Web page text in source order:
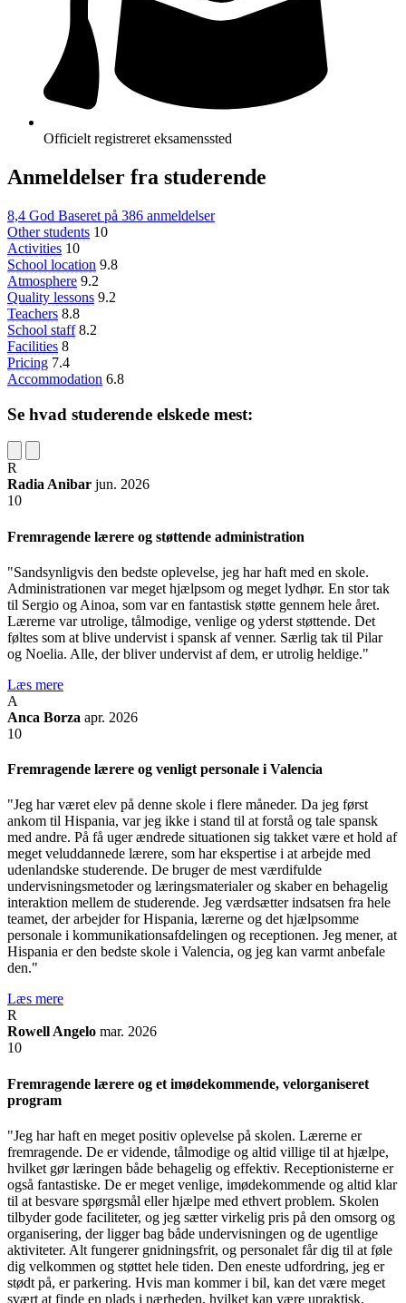
Officielt registreret eksamenssted
Anmeldelser fra studerende
8,4 God Baseret på 386 anmeldelser
Other students 10
Activities 10
School location 9.8
Atmosphere 9.2
Quality lessons 9.2
Teachers 8.8
School staff 8.2
Facilities 8
Pricing 7.4
Accommodation 6.8
Se hvad studerende elskede mest:
R
Radia Anibar jun. 2026
10
Fremragende lærere og støttende administration
"Sandsynligvis den bedste oplevelse, jeg har haft med en skole.
Administrationen var meget hjælpsom og meget lydhør. En stor tak
til Sergio og Ainoa, som var en fantastisk støtte gennem hele året.
Lærerne var utrolige, tålmodige, venlige og yderst støttende. Det
føltes som at blive undervist i spansk af venner. Særlig tak til Pilar
og Noelia. Alle, der bliver undervist af dem, er utrolig heldige."
Læs mere
A
Anca Borza apr. 2026
10
Fremragende lærere og venligt personale i Valencia
"Jeg har været elev på denne skole i flere måneder. Da jeg først
ankom til Hispania, var jeg ikke i stand til at forstå og tale spansk
med andre. På få uger ændrede situationen sig takket være et hold af
meget veluddannede lærere, som har ekspertise i at arbejde med
udenlandske studerende. De bruger de mest værdifulde
undervisningsmetoder og læringsmaterialer og skaber en behagelig
interaktion mellem de studerende. Jeg værdsætter indsatsen fra hele
teamet, der arbejder for Hispania, lærerne og det hjælpsomme
personale i kommunikationsafdelingen og receptionen. Jeg mener, at
Hispania er den bedste skole i Valencia, og jeg kan varmt anbefale
den."
Læs mere
R
Rowell Angelo mar. 2026
10
Fremragende lærere og et imødekommende, velorganiseret
program
"Jeg har haft en meget positiv oplevelse på skolen. Lærerne er
fremragende. De er vidende, tålmodige og altid villige til at hjælpe,
hvilket gør læringen både behagelig og effektiv. Receptionisterne er
også fantastiske. De er meget venlige, imødekommende og altid klar
til at besvare spørgsmål eller hjælpe med ethvert problem. Skolen
tilbyder gode faciliteter, og jeg sætter virkelig pris på den omsorg og
organisering, der ligger bag både undervisningen og de ugentlige
aktiviteter. Alt fungerer gnidningsfrit, og personalet får dig til at føle
dig velkommen og støttet hele tiden. Den eneste udfordring, jeg er
stødt på, er parkering. Hvis man kommer i bil, kan det være meget
svært at finde en plads i nærheden, hvilket kan være upraktisk.